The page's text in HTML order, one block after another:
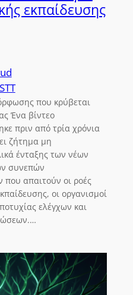
εκπαίδευσης
STT
που κρύβεται
Ένα βίντεο
πριν από τρία χρόνια
ζήτημα μη
ένταξης των νέων
συνεπών
απαιτούν οι ροές
οι οργανισμοί
ελέγχων και